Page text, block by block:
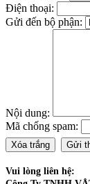
Điện thoại:
Gửi đến bộ phận:
Nội dung:
Mã chống spam:
Vui lòng liên hệ: